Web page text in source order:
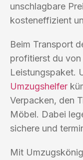
unschlagbare
kosteneffizient
Beim Transport
profitierst du von
Leistungspaket.
Umzugshelfer
Verpacken, den
Möbel. Dabei
sichere und
Mit